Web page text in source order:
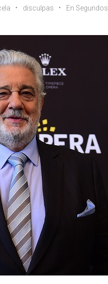
disculpas En Segundos